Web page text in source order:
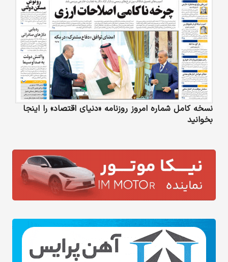
نسخه کامل شماره امروز روزنامه «دنیای‌ اقتصاد» را اینجا
بخوانید